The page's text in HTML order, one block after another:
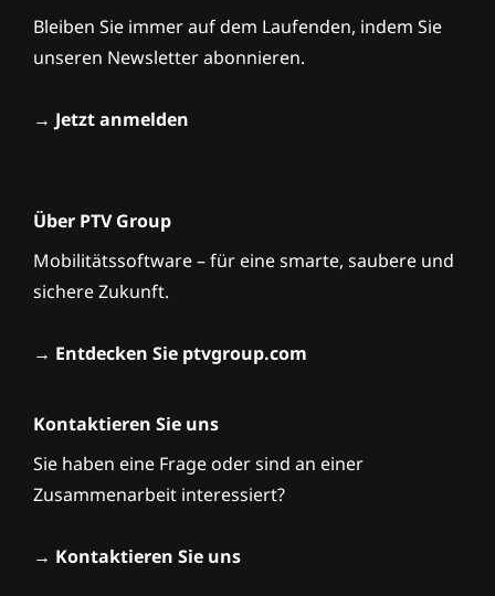
Bleiben Sie immer auf dem Laufenden, indem Sie
unseren Newsletter abonnieren.
→ Jetzt anmelden
Über PTV Group
Mobilitätssoftware – für eine smarte, saubere und
sichere Zukunft.
→ Entdecken Sie ptvgroup.com
Kontaktieren Sie uns
Sie haben eine Frage oder sind an einer
Zusammenarbeit interessiert?
→ Kontaktieren Sie uns